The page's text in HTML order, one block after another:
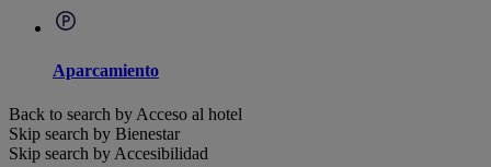
Aparcamiento
Back to search by Acceso al hotel
Skip search by Bienestar
Skip search by Accesibilidad